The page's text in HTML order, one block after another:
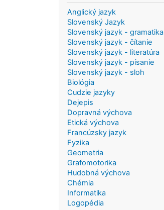
Anglický jazyk
Slovenský Jazyk
Slovenský jazyk - gramatika
Slovenský jazyk - čítanie
Slovenský jazyk - literatúra
Slovenský jazyk - písanie
Slovenský jazyk - sloh
Biológia
Cudzie jazyky
Dejepis
Dopravná výchova
Etická výchova
Francúzsky jazyk
Fyzika
Geometria
Grafomotorika
Hudobná výchova
Chémia
Informatika
Logopédia